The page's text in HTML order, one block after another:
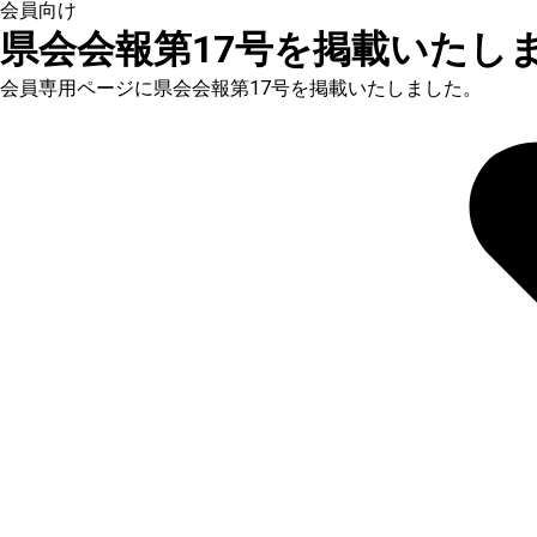
会員向け
県会会報第17号を掲載いたし
会員専用ページに県会会報第17号を掲載いたしました。